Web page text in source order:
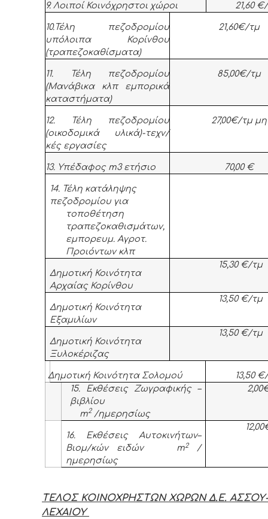
9. Λοιποί Κοινόχρηστοι χώροι 21,60
10.Τέλη πεζοδρομίου
υπόλοιπα Κορίνθου
(τραπεζοκαθίσματα)
21,60€/τμ
11. Τέλη πεζοδρομίου
(Μανάβικα κλπ εμπορικά
καταστήματα)
85,00€/τμ
12. Τέλη πεζοδρομίου
(οικοδομικά υλικά)-τεχν/
κές εργασίες
27,00€/τμ
13. Υπέδαφος m3 ετήσιο 70,00 €
14. Τέλη κατάληψης
πεζοδρομίου για
τοποθέτηση
τραπεζοκαθισμάτων,
εμπορευμ. Αγροτ.
Προιόντων κλπ
Δημοτική Κοινότητα
Αρχαίας Κορίνθου
15,30 €/τμ
Δημοτική Κοινότητα
Εξαμιλίων
13,50 €/τμ
Δημοτική Κοινότητα
Ξυλοκέριζας
13,50 €/τμ
Δημοτική Κοινότητα Σολομού
13,50
15. Εκθέσεις Ζωγραφικής –
βιβλίου
m2/ημερησίως
16. Εκθέσεις Αυτοκινήτων–
Βιομ/κών ειδών m2/
ημερησίως
ΤΕΛΟΣ ΚΟΙΝΟΧΡΗΣΤΩΝ ΧΩΡΩΝ Δ.Ε. ΑΣΣΟΥ-
ΛΕΧΑΙΟΥ